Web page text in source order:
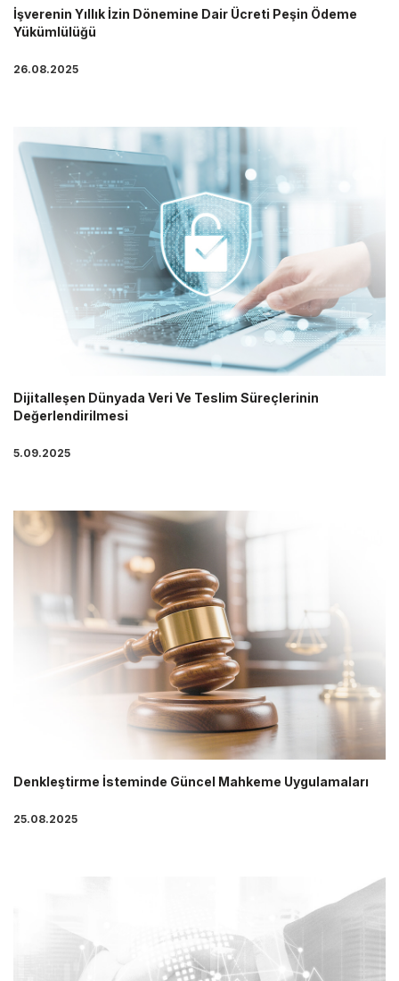
İşverenin Yıllık İzin Dönemine Dair Ücreti Peşin Ödeme
Yükümlülüğü
26.08.2025
Dijitalleşen Dünyada Veri Ve Teslim Süreçlerinin
Değerlendirilmesi
5.09.2025
Denkleştirme İsteminde Güncel Mahkeme Uygulamaları
25.08.2025